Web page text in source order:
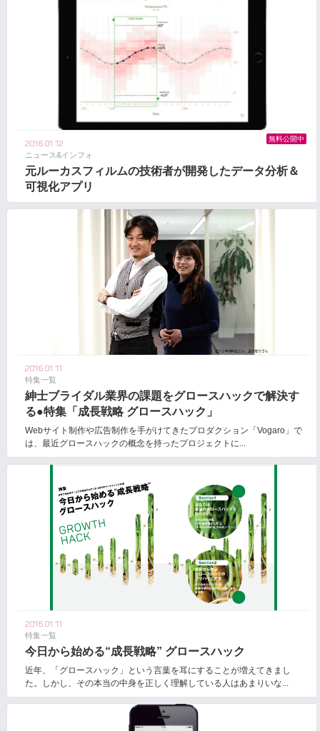
2016.01.12
ニュース&インフォ
元ルーカスフィルムの技術者が開発したデータ分析＆
可視化アプリ
無料公開中
2016.01.11
特集一覧
紳士ブライダル業界の課題をグロースハックで解決す
る●特集「成長戦略 グロースハック」
Webサイト制作や広告制作を手がけてきたプロダクション「Vogaro」で
は、最近グロースハックの概念を持ったプロジェクトに...
2016.01.11
特集一覧
今日から始める“成長戦略” グロースハック
近年、「グロースハック」という言葉を耳にすることが増えてきまし
た。しかし、その本当の中身を正しく理解している人はあまりいな...